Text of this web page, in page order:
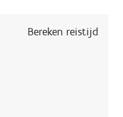
Bereken reistijd